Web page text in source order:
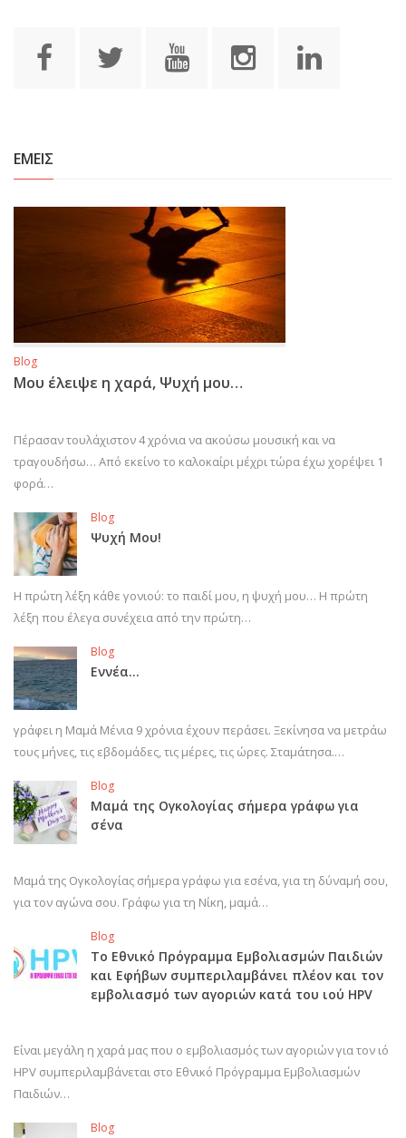
ΕΜΕΙΣ
Blog
Μου έλειψε η χαρά, Ψυχή μου…
Πέρασαν τουλάχιστον 4 χρόνια να ακούσω μουσική και να
τραγουδήσω… Από εκείνο το καλοκαίρι μέχρι τώρα έχω χορέψει 1
φορά…
Blog
Ψυχή Μου!
Η πρώτη λέξη κάθε γονιού: το παιδί μου, η ψυχή μου… Η πρώτη
λέξη που έλεγα συνέχεια από την πρώτη…
Blog
Εννέα…
γράφει η Μαμά Μένια 9 χρόνια έχουν περάσει. Ξεκίνησα να μετράω
τους μήνες, τις εβδομάδες, τις μέρες, τις ώρες. Σταμάτησα.…
Blog
Μαμά της Ογκολογίας σήμερα γράφω για
σένα
Μαμά της Ογκολογίας σήμερα γράφω για εσένα, για τη δύναμή σου,
για τον αγώνα σου. Γράφω για τη Νίκη, μαμά…
Blog
Το Εθνικό Πρόγραμμα Εμβολιασμών Παιδιών
και Εφήβων συμπεριλαμβάνει πλέον και τον
εμβολιασμό των αγοριών κατά του ιού HPV
Είναι μεγάλη η χαρά μας που ο εμβολιασμός των αγοριών για τον ιό
HPV συμπεριλαμβάνεται στο Εθνικό Πρόγραμμα Εμβολιασμών
Παιδιών…
Blog